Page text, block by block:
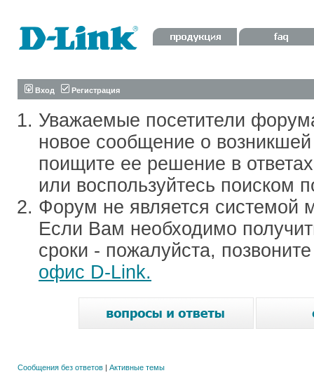
Вход Регистрация
Уважаемые посетители
новое сообщение о
поищите ее решение в
или воспользуйтесь поиском
Форум не является системой
Если Вам необходимо
сроки - пожалуйста,
офис D-Link.
Сообщения без ответов | Активные темы